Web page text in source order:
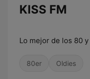
KISS FM
Lo mejor de los 80
80er Oldies